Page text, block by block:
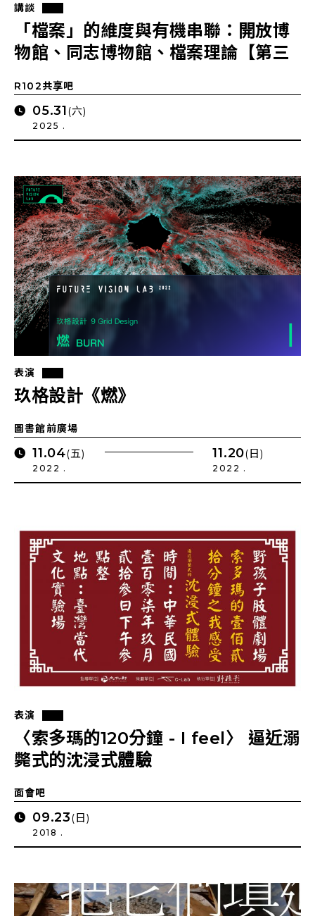
講談
「檔案」的維度與有機串聯：開放博
物館、同志博物館、檔案理論【第三
R102共享吧
05.31(六)
2025 .
表演
玖格設計《燃》
圖書館前廣場
11.04(五)
2022 .
11.20(日)
2022 .
表演
〈索多瑪的120分鐘 - I feel〉 逼近溺
斃式的沈浸式體驗
面會吧
09.23(日)
2018 .